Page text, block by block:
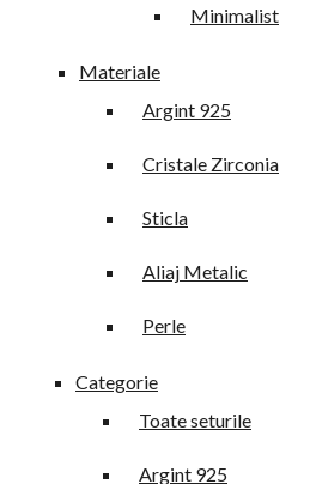
Minimalist
Materiale
Argint 925
Cristale Zirconia
Sticla
Aliaj Metalic
Perle
Categorie
Toate seturile
Argint 925